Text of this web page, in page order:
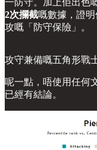
一防守。加上佢出色
2次攔截嘅數據，證
攻嘅「防守保險」。
攻守兼備嘅五角形戰
呢一點，唔使用任何
已經有結論。